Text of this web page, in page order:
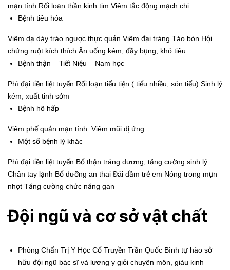
mạn tính Rối loạn thần kinh tim Viêm tắc động mạch chi
Bệnh tiêu hóa
Viêm dạ dày trào ngược thực quản Viêm đại tràng Táo bón Hội
chứng ruột kích thích Ăn uống kém, đầy bụng, khó tiêu
Bệnh thận – Tiết Niệu – Nam học
Phì đại tiền liệt tuyến Rối loạn tiểu tiện ( tiểu nhiều, són tiểu) Sinh lý
kém, xuất tinh sớm
Bệnh hô hấp
Viêm phế quản mạn tính. Viêm mũi dị ứng.
Một số bệnh lý khác
Phì đại tiền liệt tuyến Bổ thận tráng dương, tăng cường sinh lý
Chân tay lạnh Bổ dưỡng an thai Đái dầm trẻ em Nóng trong mụn
nhọt Tăng cường chức năng gan
Đội ngũ và cơ sở vật chất
Phòng Chẩn Trị Y Học Cổ Truyền Trần Quốc Bình tự hào sở
hữu đội ngũ bác sĩ và lương y giỏi chuyên môn, giàu kinh